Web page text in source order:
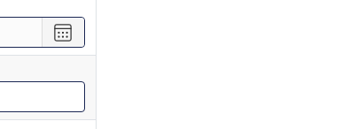
vanaf
Selecteer
een
tot
met